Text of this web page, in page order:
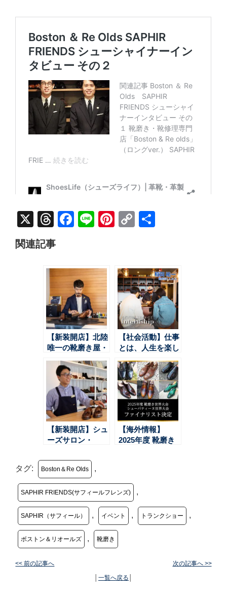
X Threads
Facebook
LinePinterest
Copy
関連記事
【新装開店】北陸
唯一の靴磨き屋・
kanazawa-がグラ
ンドオープン！
【サフィールフレ
ンズ】
【社会活動】仕事
とは、人生を楽し
靴磨屋T.A.N.S.稲
田祐一【サフィー
ルフレンズ】
【新装開店】シュ
ーズサロン・
ンドオープン！
【サフィールフレ
ンズ】
【海外情報】
2025年度 靴磨き
ト決定
タグ: Boston＆Re Olds ,
SAPHIR FRIENDS(サフィールフレンズ) ,
SAPHIR（サフィール） , イベント , トランクショー ,
ボストン＆リオールズ , 靴磨き
<< 前の記事へ
次の記事へ >>
一覧へ戻る